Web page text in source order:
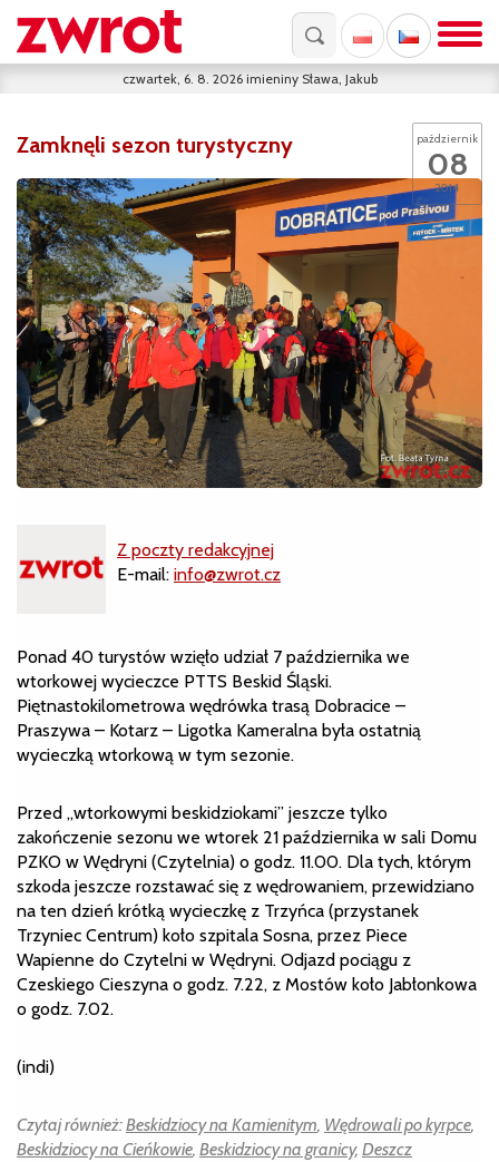
czwartek, 6. 8. 2026 imieniny Sława, Jakub
październik
08
2014
Zamknęli sezon turystyczny
Z poczty redakcyjnej
E-mail: info@zwrot.cz
Ponad 40 turystów wzięło udział 7 października we
wtorkowej wycieczce PTTS Beskid Śląski.
Piętnastokilometrowa wędrówka trasą Dobracice –
Praszywa – Kotarz – Ligotka Kameralna była ostatnią
wycieczką wtorkową w tym sezonie.
Przed „wtorkowymi beskidziokami” jeszcze tylko
zakończenie sezonu we wtorek 21 października w sali Domu
PZKO w Wędryni (Czytelnia) o godz. 11.00. Dla tych, którym
szkoda jeszcze rozstawać się z wędrowaniem, przewidziano
na ten dzień krótką wycieczkę z Trzyńca (przystanek
Trzyniec Centrum) koło szpitala Sosna, przez Piece
Wapienne do Czytelni w Wędryni. Odjazd pociągu z
Czeskiego Cieszyna o godz. 7.22, z Mostów koło Jabłonkowa
o godz. 7.02.
(indi)
Czytaj również:Beskidziocy na Kamienitym, Wędrowali po kyrpce,
Beskidziocy na Cieńkowie, Beskidziocy na granicy, Deszcz